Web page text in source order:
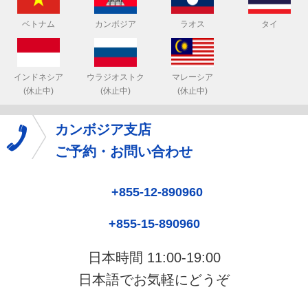
ベトナム カンボジア ラオス タイ
インドネシア
(休止中)
ウラジオストク
(休止中)
マレーシア
(休止中)
カンボジア支店
ご予約・お問い合わせ
+855-12-890960
+855-15-890960
日本時間 11:00-19:00
日本語でお気軽にどうぞ